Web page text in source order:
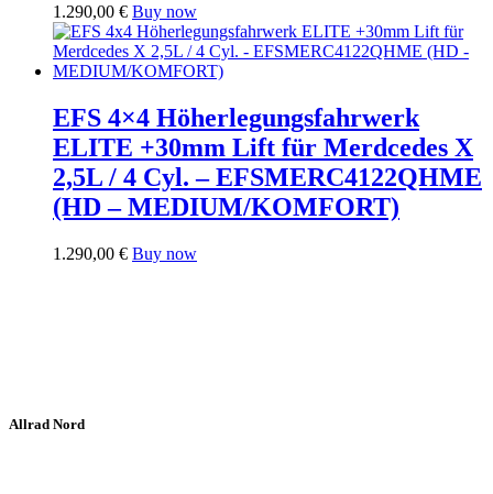
1.290,00 € Buy now
EFS 4×4 Höherlegungsfahrwerk
ELITE +30mm Lift für Merdcedes X
2,5L / 4 Cyl. – EFSMERC4122QHME
(HD – MEDIUM/KOMFORT)
1.290,00 € Buy now
Allrad Nord